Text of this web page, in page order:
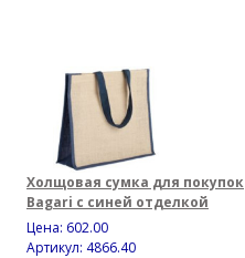
Холщовая сумка для покупок
Bagari с синей отделкой
Цена: 602.00
Артикул: 4866.40